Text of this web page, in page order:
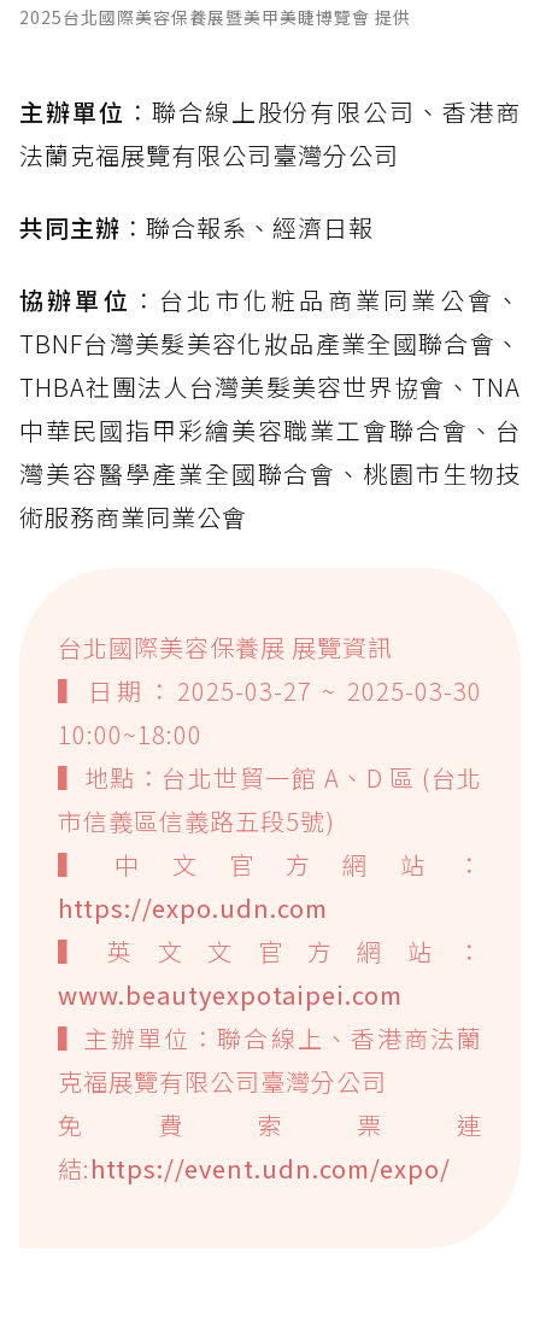
2025台北國際美容保養展暨美甲美睫博覽會 提供
主辦單位 ：聯合線上股份有限公司、香港商
法蘭克福展覽有限公司臺灣分公司
共同主辦 ：聯合報系、經濟日報
協辦單位 ：台北市化粧品商業同業公會、
TBNF台灣美髮美容化妝品產業全國聯合會、
THBA社團法人台灣美髮美容世界協會、TNA
中華民國指甲彩繪美容職業工會聯合會、台
灣美容醫學產業全國聯合會、桃園市生物技
術服務商業同業公會
台北國際美容保養展 展覽資訊
▍日期：2025-03-27 ~ 2025-03-30
10:00~18:00
▍地點：台北世貿一館 A、D 區 (台北
市信義區信義路五段5號)
▍中文官方網站：
https://expo.udn.com
▍英文文官方網站：
www.beautyexpotaipei.com
▍主辦單位：聯合線上、香港商法蘭
克福展覽有限公司臺灣分公司
免費索票連
結:https://event.udn.com/expo/